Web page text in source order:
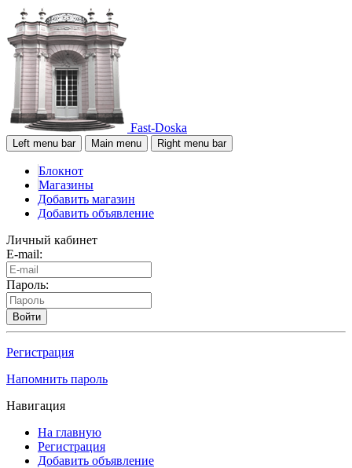
Fast-Doska
Left menu bar Main menu Right menu bar
Блокнот
Магазины
Добавить магазин
Добавить объявление
Личный кабинет
E-mail:
Пароль:
Войти
Регистрация
Напомнить пароль
Навигация
На главную
Регистрация
Добавить объявление